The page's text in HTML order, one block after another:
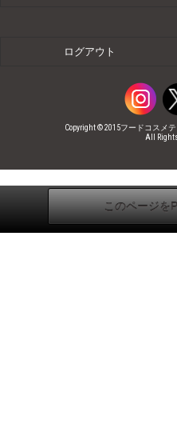
ログアウト
Copyright © 2015フードコスメ
All Rights
このページを